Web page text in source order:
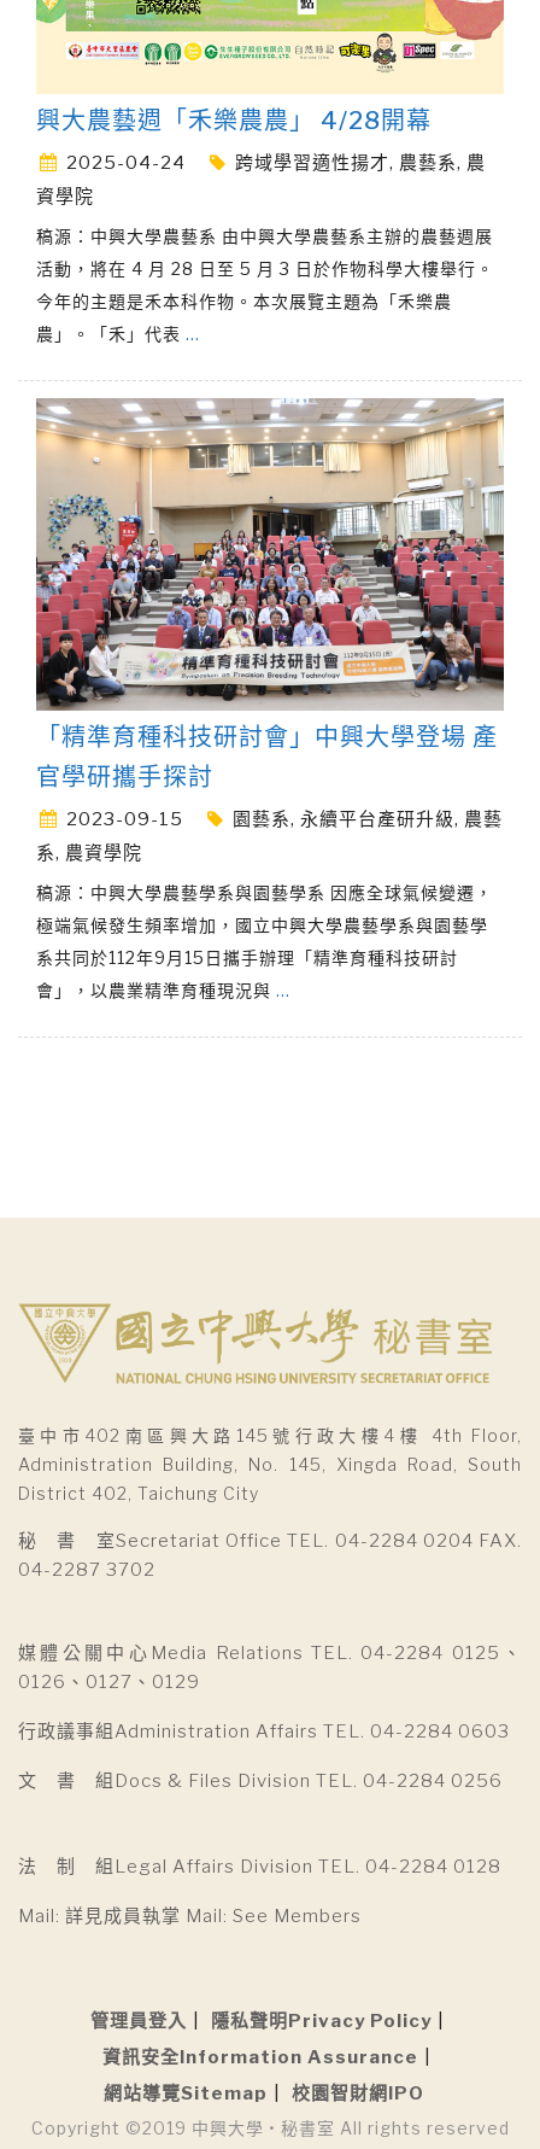
興大農藝週「禾樂農農」 4/28開幕
2025-04-24 跨域學習適性揚才, 農藝系, 農
資學院
稿源：中興大學農藝系 由中興大學農藝系主辦的農藝週展
活動，將在 4 月 28 日至 5 月 3 日於作物科學大樓舉行。
今年的主題是禾本科作物。本次展覽主題為「禾樂農
農」。「禾」代表 …
「精準育種科技研討會」中興大學登場 產
官學研攜手探討
2023-09-15 園藝系, 永續平台產研升級, 農藝
系, 農資學院
稿源：中興大學農藝學系與園藝學系 因應全球氣候變遷，
極端氣候發生頻率增加，國立中興大學農藝學系與園藝學
系共同於112年9月15日攜手辦理「精準育種科技研討
會」，以農業精準育種現況與 …
臺中市402南區興大路145號行政大樓4樓 4th Floor,
Administration Building, No. 145, Xingda Road, South
District 402, Taichung City
秘 書 室Secretariat Office TEL. 04-2284 0204 FAX.
04-2287 3702
媒體公關中心Media Relations TEL. 04-2284 0125、
0126、0127、0129
行政議事組Administration Affairs TEL. 04-2284 0603
文 書 組Docs & Files Division TEL. 04-2284 0256
法 制 組Legal Affairs Division TEL. 04-2284 0128
Mail: 詳見成員執掌 Mail: See Members
管理員登入
隱私聲明Privacy Policy
資訊安全Information Assurance
網站導覽Sitemap
校園智財網IPO
Copyright ©2019 中興大學 • 秘書室 All rights reserved